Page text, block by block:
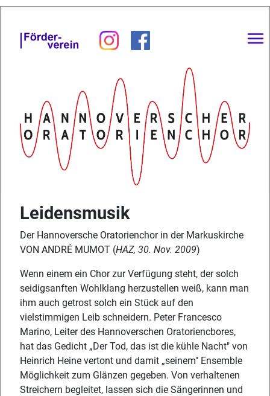
Leidensmusik
Der Hannoversche Oratorienchor in der Markuskirche
VON ANDRÉ MUMOT (HAZ, 30. Nov. 2009)
Wenn einem ein Chor zur Verfügung steht, der solch
seidigsanften Wohlklang herzustellen weiß, kann man
ihm auch getrost solch ein Stück auf den
vielstimmigen Leib schneidern. Peter Francesco
Marino, Leiter des Hannoverschen Oratoriencbores,
hat das Gedicht „Der Tod, das ist die kühle Nacht" von
Heinrich Heine vertont und damit „seinem" Ensemble
Möglichkeit zum Glänzen gegeben. Von verhaltenen
Streichern begleitet, lassen sich die Sängerinnen und